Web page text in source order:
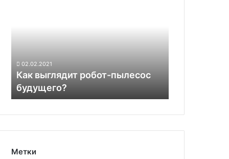
02.02.2021
Как выглядит робот-пылесос
будущего?
Метки